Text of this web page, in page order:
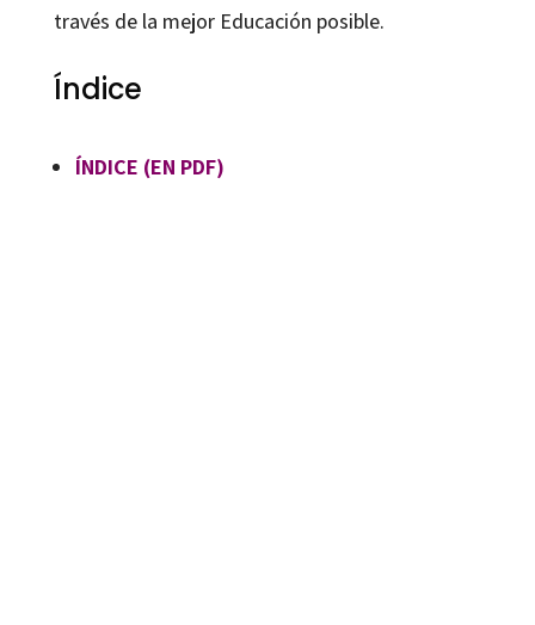
través de la mejor Educación posible.
Índice
ÍNDICE (EN PDF)